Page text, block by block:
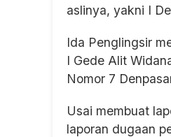
aslinya, yakni I
Ida Penglingsir
I Gede Alit
Nomor 7
Usai membuat
laporan dugaan